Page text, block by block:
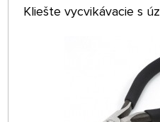
Kliešte vycvikávacie s